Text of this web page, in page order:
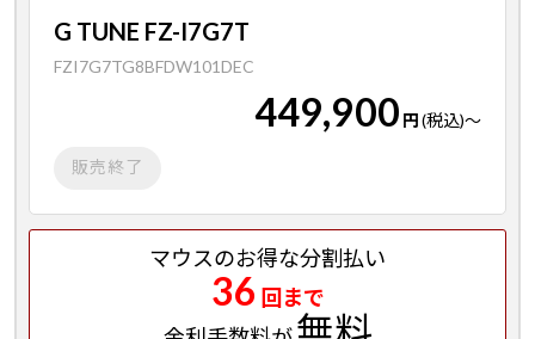
G TUNE FZ-I7G7T
FZI7G7TG8BFDW101DEC
449,900 円(税込)～
販売終了
マウスのお得な分割払い
36 回まで